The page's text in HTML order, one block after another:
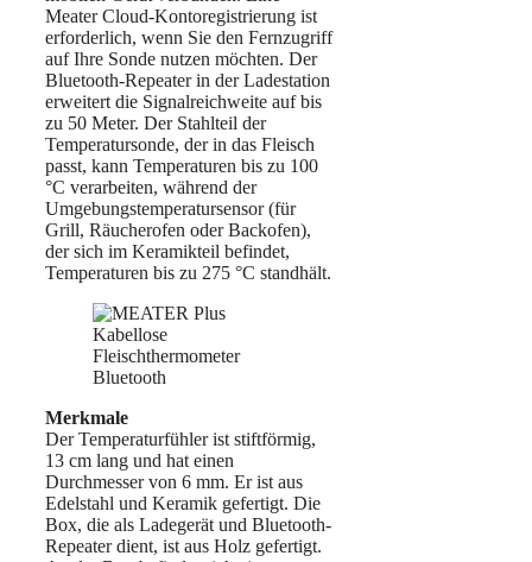
Meater Cloud-Kontoregistrierung ist
erforderlich, wenn Sie den Fernzugriff
auf Ihre Sonde nutzen möchten. Der
Bluetooth-Repeater in der Ladestation
erweitert die Signalreichweite auf bis
zu 50 Meter. Der Stahlteil der
Temperatursonde, der in das Fleisch
passt, kann Temperaturen bis zu 100
°C verarbeiten, während der
Umgebungstemperatursensor (für
Grill, Räucherofen oder Backofen),
der sich im Keramikteil befindet,
Temperaturen bis zu 275 °C standhält.
Merkmale
Der Temperaturfühler ist stiftförmig,
13 cm lang und hat einen
Durchmesser von 6 mm. Er ist aus
Edelstahl und Keramik gefertigt. Die
Box, die als Ladegerät und Bluetooth-
Repeater dient, ist aus Holz gefertigt.